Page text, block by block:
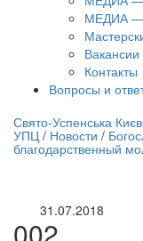
МЕДИА —
Вакансии
Контакты
Вопросы и
трансляция | 12
Свято-Успенська
УПЦ / Новости /
благодарственный
31.07.2018